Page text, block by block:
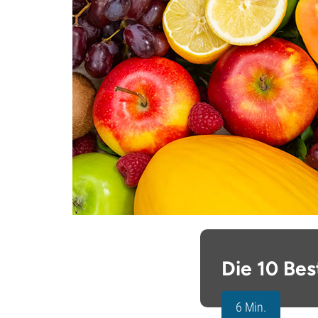
Die 10
6 Min.